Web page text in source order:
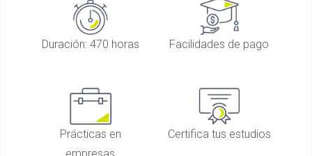
Duración: 470 horas Facilidades de pago
Prácticas en
empresas
Certifica tus estudios